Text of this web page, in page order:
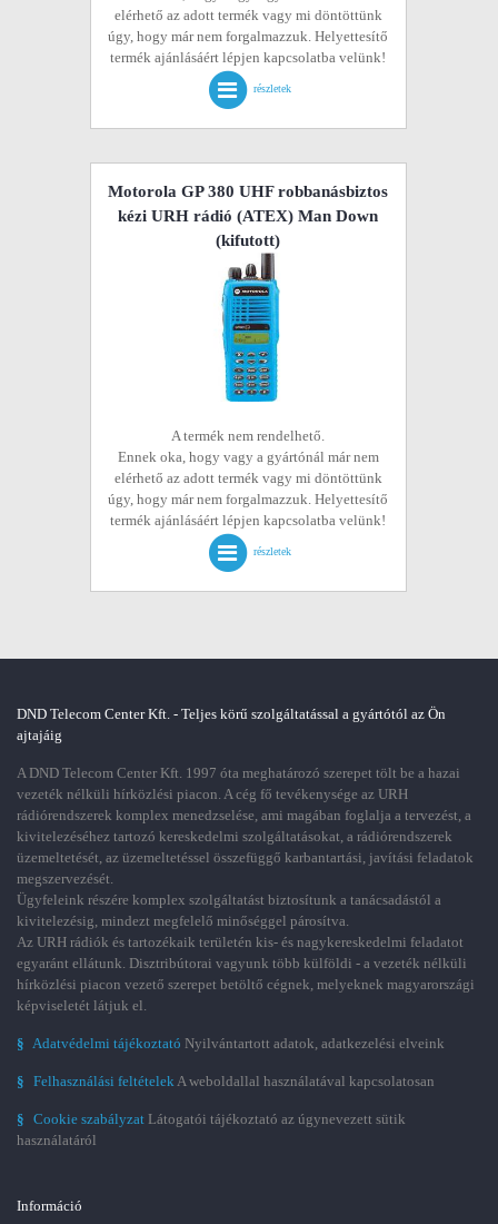
elérhető az adott termék vagy mi döntöttünk
úgy, hogy már nem forgalmazzuk. Helyettesítő
termék ajánlásáért lépjen kapcsolatba velünk!
részletek
Motorola GP 380 UHF robbanásbiztos
kézi URH rádió (ATEX) Man Down
(kifutott)
A termék nem rendelhető.
Ennek oka, hogy vagy a gyártónál már nem
elérhető az adott termék vagy mi döntöttünk
úgy, hogy már nem forgalmazzuk. Helyettesítő
termék ajánlásáért lépjen kapcsolatba velünk!
részletek
DND Telecom Center Kft. - Teljes körű szolgáltatással a gyártótól az Ön
ajtajáig
A DND Telecom Center Kft. 1997 óta meghatározó szerepet tölt be a hazai
vezeték nélküli hírközlési piacon. A cég fő tevékenysége az URH
rádiórendszerek komplex menedzselése, ami magában foglalja a tervezést, a
kivitelezéséhez tartozó kereskedelmi szolgáltatásokat, a rádiórendszerek
üzemeltetését, az üzemeltetéssel összefüggő karbantartási, javítási feladatok
megszervezését.
Ügyfeleink részére komplex szolgáltatást biztosítunk a tanácsadástól a
kivitelezésig, mindezt megfelelő minőséggel párosítva.
Az URH rádiók és tartozékaik területén kis- és nagykereskedelmi feladatot
egyaránt ellátunk. Disztribútorai vagyunk több külföldi - a vezeték nélküli
hírközlési piacon vezető szerepet betöltő cégnek, melyeknek magyarországi
képviseletét látjuk el.
§ Adatvédelmi tájékoztató Nyilvántartott adatok, adatkezelési elveink
§ Felhasználási feltételekA weboldallal használatával kapcsolatosan
§ Cookie szabályzat Látogatói tájékoztató az úgynevezett sütik
használatáról
Információ